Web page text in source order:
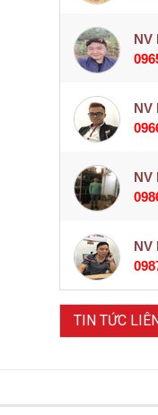
NV
NV
NV
NV
TIN TỨC